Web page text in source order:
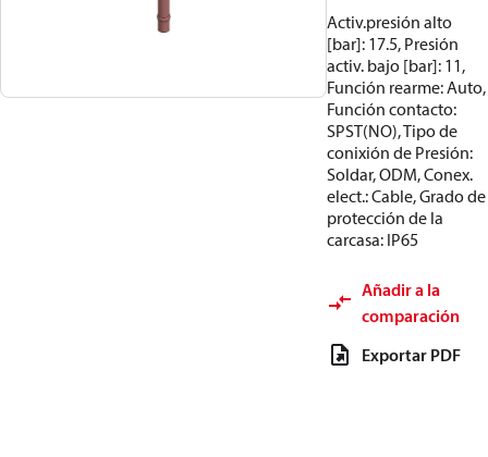
Activ.presión alto
[bar]: 17.5, Presión
activ. bajo [bar]: 11,
Función rearme: Auto,
Función contacto:
SPST(NO), Tipo de
conixión de Presión:
Soldar, ODM, Conex.
elect.: Cable, Grado de
protección de la
carcasa: IP65
Añadir a la
comparación
Exportar PDF